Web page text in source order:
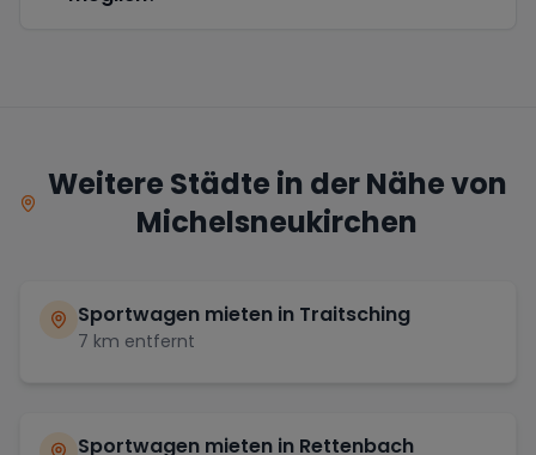
Weitere Städte in der Nähe von
Michelsneukirchen
Sportwagen mieten in Traitsching
7 km entfernt
Sportwagen mieten in Rettenbach